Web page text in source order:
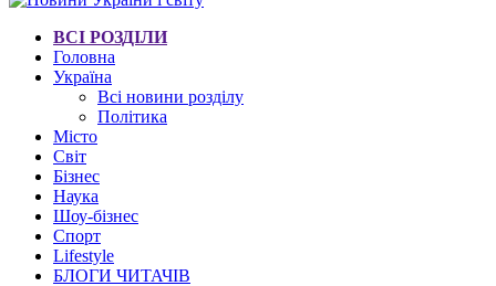
ВСІ РОЗДІЛИ
Головна
Україна
Всі новини розділу
Політика
Місто
Світ
Бізнес
Наука
Шоу-бізнес
Спорт
Lifestyle
БЛОГИ ЧИТАЧІВ